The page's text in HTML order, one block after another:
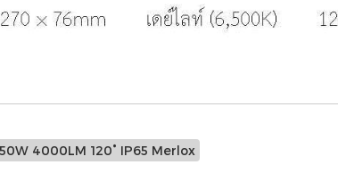
4000LM 120° IP65 Merlox